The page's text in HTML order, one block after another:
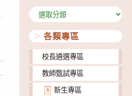
分
類
各類專區
校長遴選專區
教師甄試專區
新生專區